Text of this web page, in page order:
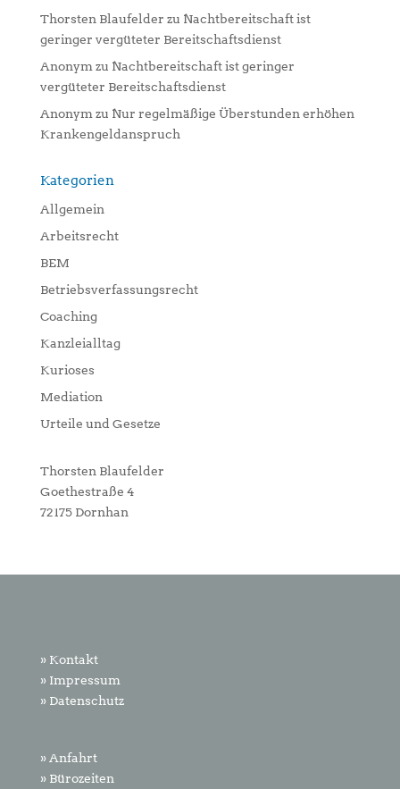
Thorsten Blaufelder zu Nachtbereitschaft ist
geringer vergüteter Bereitschaftsdienst
Anonym zu Nachtbereitschaft ist geringer
vergüteter Bereitschaftsdienst
Anonym zu Nur regelmäßige Überstunden erhöhen
Krankengeldanspruch
Kategorien
Allgemein
Arbeitsrecht
BEM
Betriebsverfassungsrecht
Coaching
Kanzleialltag
Kurioses
Mediation
Urteile und Gesetze
Thorsten Blaufelder
Goethestraße 4
72175 Dornhan
» Kontakt
» Impressum
» Datenschutz
» Anfahrt
» Bürozeiten